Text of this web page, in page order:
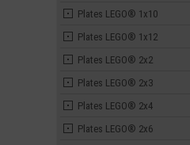
Plates LEGO® 1x10
Plates LEGO® 1x12
Plates LEGO® 2x2
Plates LEGO® 2x3
Plates LEGO® 2x4
Plates LEGO® 2x6